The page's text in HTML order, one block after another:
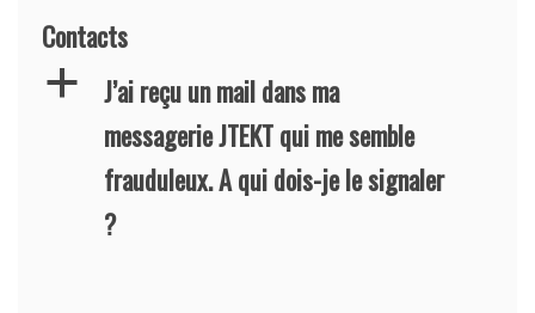
Contacts
a
J’ai reçu un mail dans ma
messagerie JTEKT qui me semble
frauduleux. A qui dois-je le signaler
?